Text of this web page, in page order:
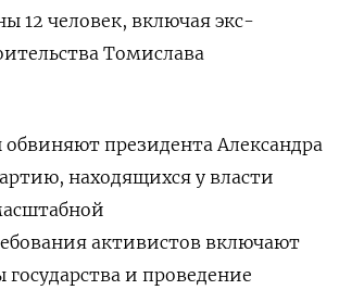
12 человек, включая экс-
Томислава
президента Александра
находящихся у власти
активистов включают
государства и проведение